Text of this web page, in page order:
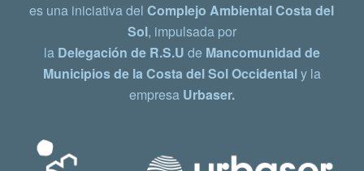
es una iniciativa delComplejo Ambiental Costa del
Sol, impulsada por
la Delegación de R.S.U de Mancomunidad de
Municipios de la Costa del Sol Occidentaly la
empresa Urbaser.